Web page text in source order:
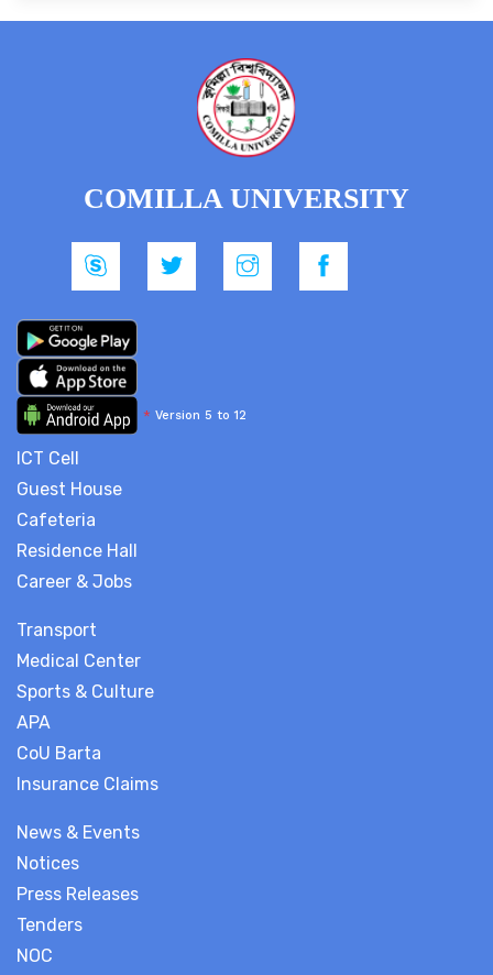
News & Events
Notices
Press Releases
Tenders
NOC
COMILLA UNIVERSITY
* Version 5 to 12
ICT Cell
Guest House
Cafeteria
Residence Hall
Career & Jobs
Transport
Medical Center
Sports & Culture
APA
CoU Barta
Insurance Claims